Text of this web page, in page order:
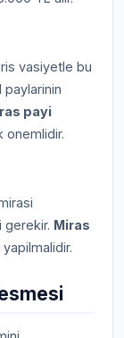
vasiyetle bu
paylarinin
payi
onemlidir.
gerekir. Miras